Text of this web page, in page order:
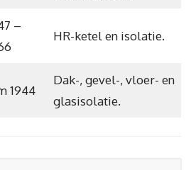
–
HR-ketel en isolatie.
1944
Dak-, gevel-, vloer- en
glasisolatie.